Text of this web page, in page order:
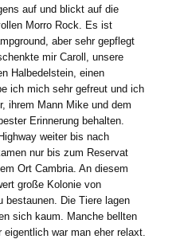
auf und blickt auf die
Morro Rock. Es ist
aber sehr gepflegt
mir Caroll, unsere
Halbedelstein, einen
ich mich sehr gefreut und ich
ihrem Mann Mike und dem
Erinnerung behalten.
weiter bis nach
nur bis zum Reservat
Ort Cambria. An diesem
große Kolonie von
bestaunen. Die Tiere lagen
sich kaum. Manche bellten
war man eher relaxt.